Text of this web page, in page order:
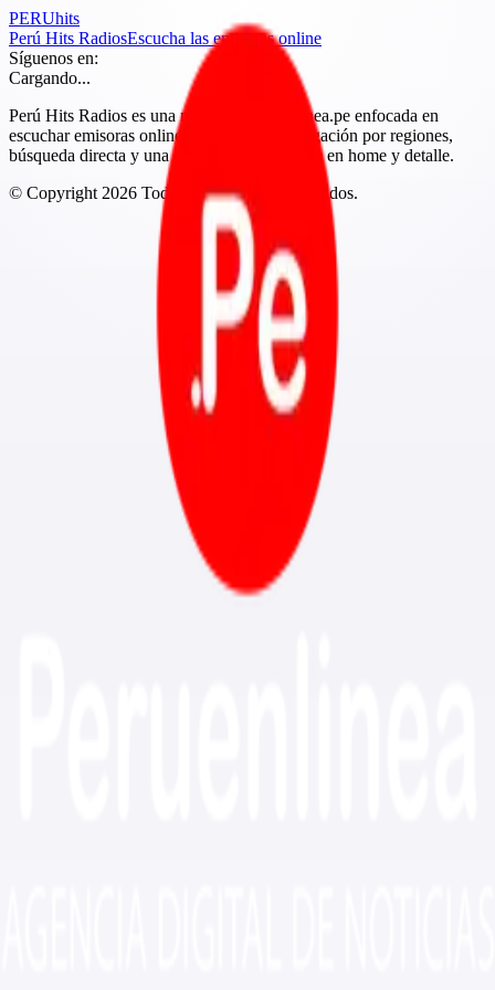
PERUhits
Perú Hits RadiosEscucha las emisoras online
Síguenos en:
Cargando...
Perú Hits Radios es una marca de Peruenlinea.pe enfocada en
escuchar emisoras online del Perú con navegación por regiones,
búsqueda directa y una experiencia más clara en home y detalle.
© Copyright 2026 Todos los derechos reservados.